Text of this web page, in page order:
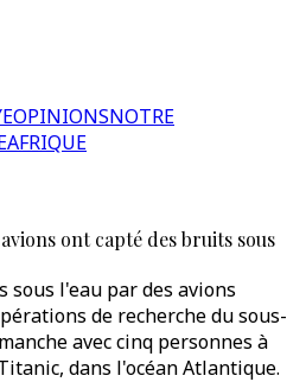
OPINIONSNOTRE
AFRIQUE
ont capté des bruits sous
sous l'eau par des avions
de recherche du sous-
avec cinq personnes à
dans l'océan Atlantique.